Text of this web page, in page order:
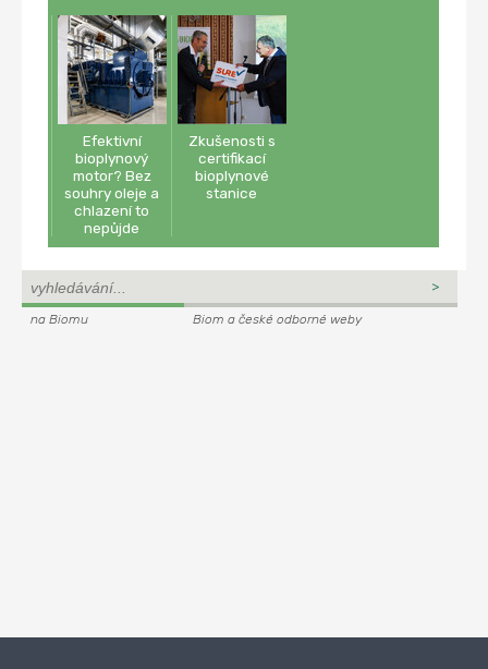
Efektivní
bioplynový
motor? Bez
souhry oleje a
chlazení to
nepůjde
Zkušenosti s
certifikací
bioplynové
stanice
na Biomu Biom a české odborné weby